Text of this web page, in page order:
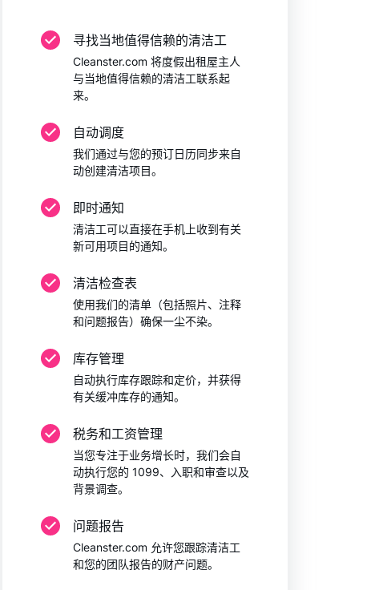
寻找当地值得信赖的清洁工
Cleanster.com 将度假出租屋主人
与当地值得信赖的清洁工联系起
来。
自动调度
我们通过与您的预订日历同步来自
动创建清洁项目。
即时通知
清洁工可以直接在手机上收到有关
新可用项目的通知。
清洁检查表
使用我们的清单（包括照片、注释
和问题报告）确保一尘不染。
库存管理
自动执行库存跟踪和定价，并获得
有关缓冲库存的通知。
税务和工资管理
当您专注于业务增长时，我们会自
动执行您的 1099、入职和审查以及
背景调查。
问题报告
Cleanster.com 允许您跟踪清洁工
和您的团队报告的财产问题。